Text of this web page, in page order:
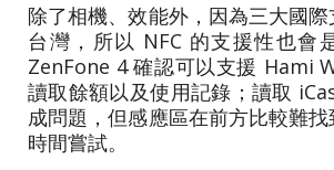
除了相機、效能外，因為三大國
台灣，所以 NFC 的支援性也會
ZenFone 4 確認可以支援 Hami
讀取餘額以及使用記錄；讀取
成問題，但感應區在前方比較難
時間嘗試。